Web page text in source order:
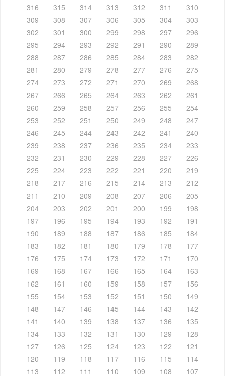
316
315 314 313 312 311
310
309
308 307 306 305 304
303
302
301 300 299 298 297
296
295
294 293 292 291 290
289
288
287 286 285 284 283
282
281
280 279 278 277 276
275
274
273 272 271 270 269
268
267
266 265 264 263 262
261
260
259 258 257 256 255
254
253
252 251 250 249 248
247
246
245 244 243 242 241
240
239
238 237 236 235 234
233
232
231 230 229 228 227
226
225
224 223 222 221 220
219
218
217 216 215 214 213
212
211
210 209 208 207 206
205
204
203 202 201 200 199
198
197
196 195 194 193 192
191
190
189 188 187 186 185
184
183
182 181 180 179 178
177
176
175 174 173 172 171
170
169
168 167 166 165 164
163
162
161 160 159 158 157
156
155
154 153 152 151 150
149
148
147 146 145 144 143
142
141
140 139 138 137 136
135
134
133 132 131 130 129
128
127
126 125 124 123 122
121
120
119 118 117 116 115
114
113
112 111 110 109 108 107